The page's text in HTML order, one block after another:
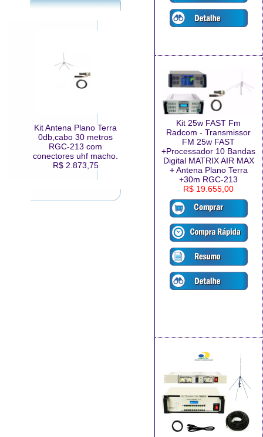
Kit Antena Plano Terra
0db,cabo 30 metros
RGC-213 com
conectores uhf macho.
R$ 2.873,75
Kit 25w FAST Fm
Radcom - Transmissor
FM 25w FAST
+Processador 10 Bandas
Digital MATRIX AIR MAX
+ Antena Plano Terra
+30m RGC-213
R$ 19.655,00